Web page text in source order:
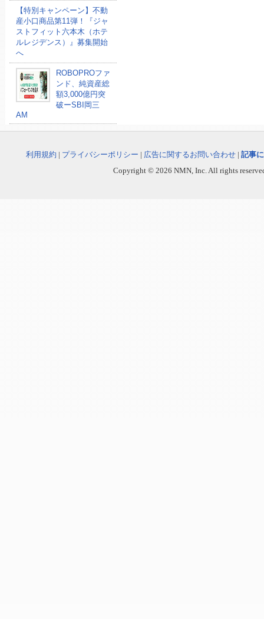
【特別キャンペーン】不動
産小口商品第11弾！『ジャ
ストフィット六本木（ホテ
ルレジデンス）』募集開始
へ
ROBOPROファ
ンド、純資産総
額3,000億円突
破ーSBI岡三
AM
利用規約 | プライバシーポリシー | 広告に関するお問い合わせ | 記事
Copyright © 2026 NMN, Inc. All rights